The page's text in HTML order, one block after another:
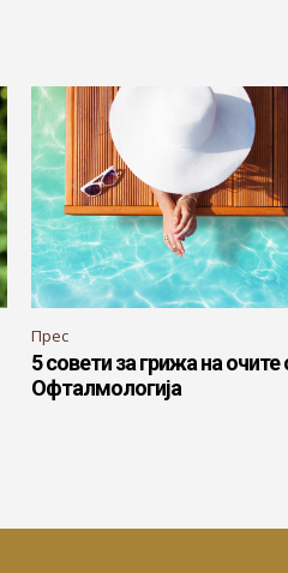
Прес
5 совети за грижа на
Офталмологија